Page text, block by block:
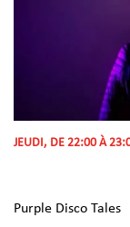
JEUDI, DE 22:00 À
Purple Disco Tales